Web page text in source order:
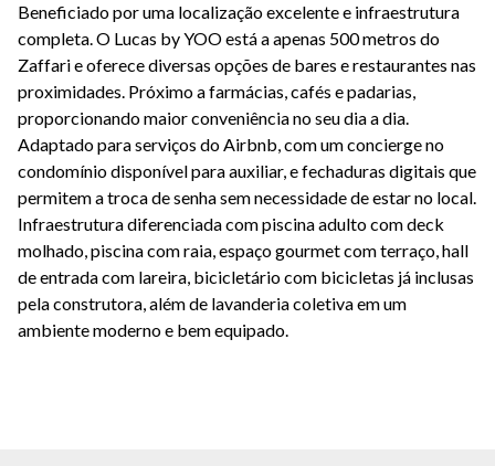
Beneficiado por uma localização excelente e infraestrutura
completa. O Lucas by YOO está a apenas 500 metros do
Zaffari e oferece diversas opções de bares e restaurantes nas
proximidades. Próximo a farmácias, cafés e padarias,
proporcionando maior conveniência no seu dia a dia.
Adaptado para serviços do Airbnb, com um concierge no
condomínio disponível para auxiliar, e fechaduras digitais que
permitem a troca de senha sem necessidade de estar no local.
Infraestrutura diferenciada com piscina adulto com deck
molhado, piscina com raia, espaço gourmet com terraço, hall
de entrada com lareira, bicicletário com bicicletas já inclusas
pela construtora, além de lavanderia coletiva em um
ambiente moderno e bem equipado.